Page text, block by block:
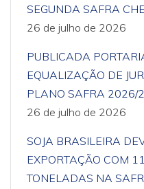
SEGUNDA SAFRA
26 de julho de 2026
PUBLICADA
EQUALIZAÇÃO DE
PLANO SAFRA 2026/
26 de julho de 2026
SOJA BRASILEIRA
EXPORTAÇÃO COM
TONELADAS NA